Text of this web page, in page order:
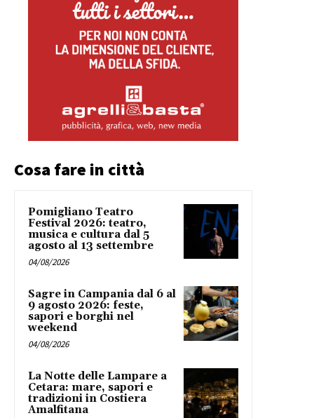
Cosa fare in città
Pomigliano Teatro
Festival 2026: teatro,
musica e cultura dal 5
agosto al 13 settembre
04/08/2026
Sagre in Campania dal 6 al
9 agosto 2026: feste,
sapori e borghi nel
weekend
04/08/2026
La Notte delle Lampare a
Cetara: mare, sapori e
tradizioni in Costiera
Amalfitana